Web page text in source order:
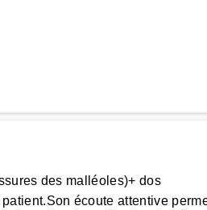
des malléoles)+ dos
écoute attentive